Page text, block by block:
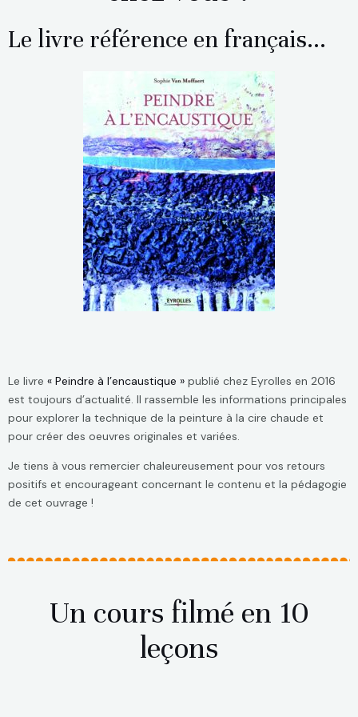
Le livre référence en français...
Le livre « Peindre à l’encaustique » publié chez Eyrolles en 2016
est toujours d’actualité. Il rassemble les informations principales
pour explorer la technique de la peinture à la cire chaude et
pour créer des oeuvres originales et variées.
Je tiens à vous remercier chaleureusement pour vos retours
positifs et encourageant concernant le contenu et la pédagogie
de cet ouvrage !
Un cours filmé en 10
leçons